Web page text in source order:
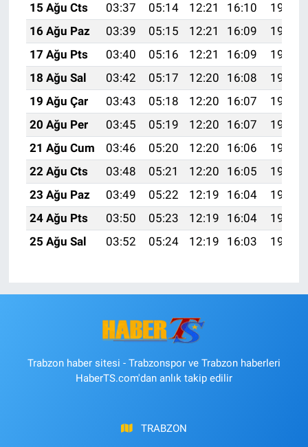
15 Ağu Cts
03:37 05:14 12:21 16:10
19:18
16 Ağu Paz
03:39 05:15 12:21 16:09
19:17
17 Ağu Pts
03:40 05:16 12:21 16:09
19:15
18 Ağu Sal
03:42 05:17 12:20 16:08
19:14
19 Ağu Çar
03:43 05:18 12:20 16:07
19:12
20 Ağu Per
03:45 05:19 12:20 16:07
19:11
21 Ağu Cum
03:46 05:20 12:20 16:06
19:09
22 Ağu Cts
03:48 05:21 12:20 16:05
19:08
23 Ağu Paz
03:49 05:22 12:19 16:04
19:06
24 Ağu Pts
03:50 05:23 12:19 16:04
19:05
25 Ağu Sal
03:52 05:24 12:19 16:03 19:03
Trabzon haber sitesi - Trabzonspor ve Trabzon haberleri
HaberTS.com'dan anlık takip edilir
TRABZON